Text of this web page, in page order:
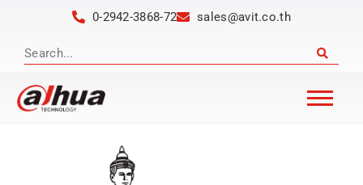
0-2942-3868-72 sales@avit.co.th